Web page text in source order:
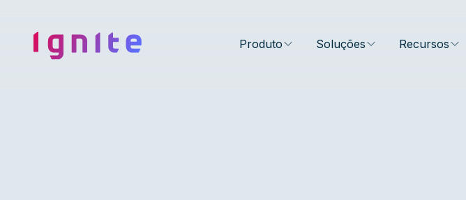
Ignite • Video Experience Cloud Produto Soluções Recursos